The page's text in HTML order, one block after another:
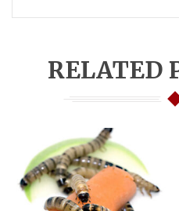
RELATED